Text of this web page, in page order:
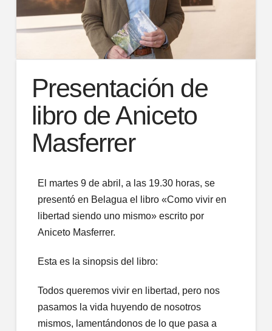
Presentación de
libro de Aniceto
Masferrer
El martes 9 de abril, a las 19.30 horas, se
presentó en Belagua el libro «Como vivir en
libertad siendo uno mismo» escrito por
Aniceto Masferrer.
Esta es la sinopsis del libro:
Todos queremos vivir en libertad, pero nos
pasamos la vida huyendo de nosotros
mismos, lamentándonos de lo que pasa a